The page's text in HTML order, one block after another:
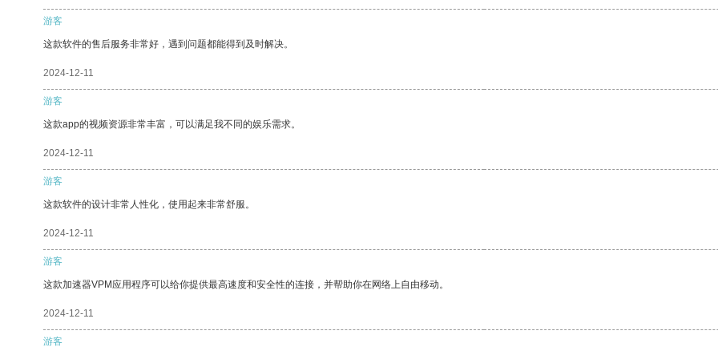
游客
这款软件的售后服务非常好，遇到问题都能得到及时解决。
2024-12-11
游客
这款app的视频资源非常丰富，可以满足我不同的娱乐需求。
2024-12-11
游客
这款软件的设计非常人性化，使用起来非常舒服。
2024-12-11
游客
这款加速器VPM应用程序可以给你提供最高速度和安全性的连接，并帮助你在网络上自由移动。
2024-12-11
游客